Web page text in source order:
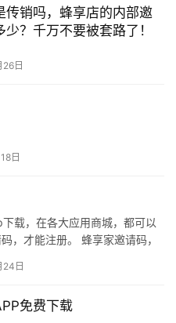
传销吗，蜂享店的内部邀
少？千万不要被套路了！
26日
日
载，在各大应用商城，都可以
，才能注册。 蜂享家邀请码，
日
免费下载